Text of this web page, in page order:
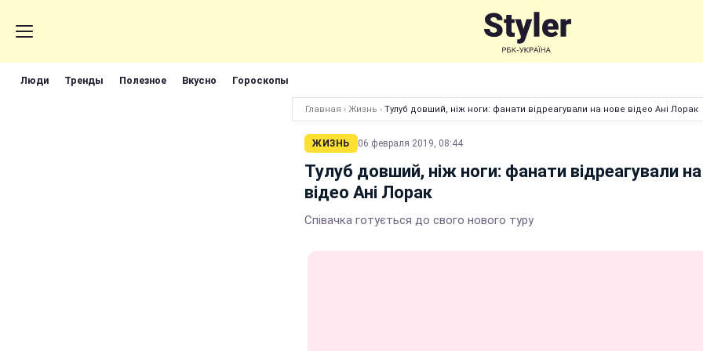
Люди Тренды Полезное Вкусно Гороскопы
Главная › Жизнь › Тулуб довший, ніж ноги: фанати відреагували на нове відео Ані Лорак
ЖИЗНЬ 06 февраля 2019, 08:44
Тулуб довший, ніж ноги: фанати відреагували
відео Ані Лорак
Співачка готується до свого нового туру